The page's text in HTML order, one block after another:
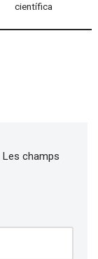
científica
Les champs